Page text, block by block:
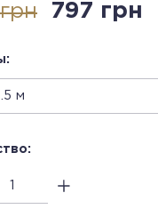
797 грн